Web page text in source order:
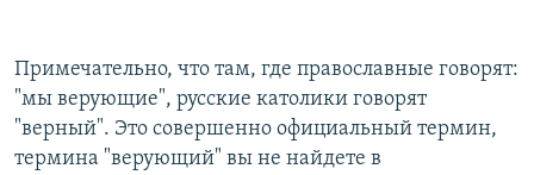
Примечательно, что там, где православные говорят:
"мы верующие", русские католики говорят
"верный". Это совершенно официальный термин,
термина "верующий" вы не найдете в